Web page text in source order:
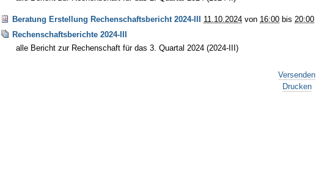
Beratung Erstellung Rechenschaftsbericht 2024-III 11.10.2024 von 16:00 bis 20:00
Rechenschaftsberichte 2024-III
alle Bericht zur Rechenschaft für das 3. Quartal 2024 (2024-III)
Versenden
Drucken